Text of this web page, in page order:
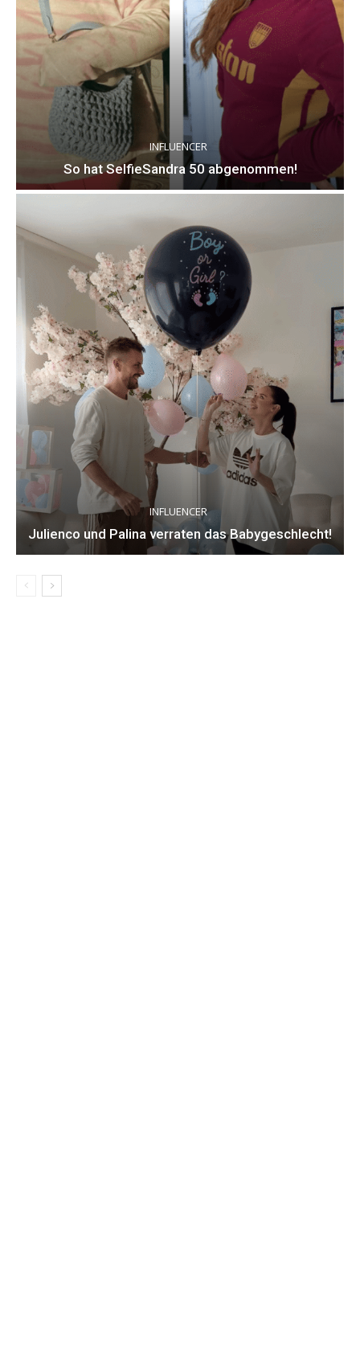
INFLUENCER
So hat SelfieSandra 50 abgenommen!
INFLUENCER
Julienco und Palina verraten das Babygeschlecht!